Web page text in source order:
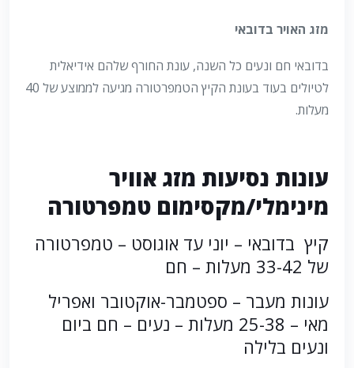
מזג האויר בדובאי
בדובאי חם ונעים כל השנה, עונת החורף שלהם אידיאלית
לטיולים בעוד בעונת הקיץ הטמפרטורה מגיעה לממוצע של 40
מעלות.
עונות נסיעות מזג אוויר
מינימלי/מקסימום טמפרטורה
קיץ בדובאי – יוני עד אוגוסט – טמפרטורה
של 33-42 מעלות – חם
עונות מעבר – ספטמבר-אוקטובר ואפריל
מאי – 25-38 מעלות – נעים – חם ביום
ונעים בלילה